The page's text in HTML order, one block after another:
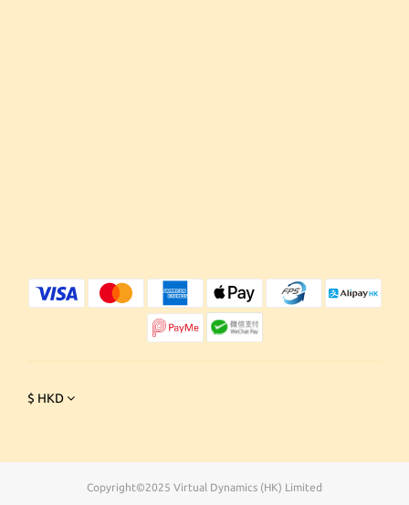
$ HKD
Copyright©2025 Virtual Dynamics (HK) Limited